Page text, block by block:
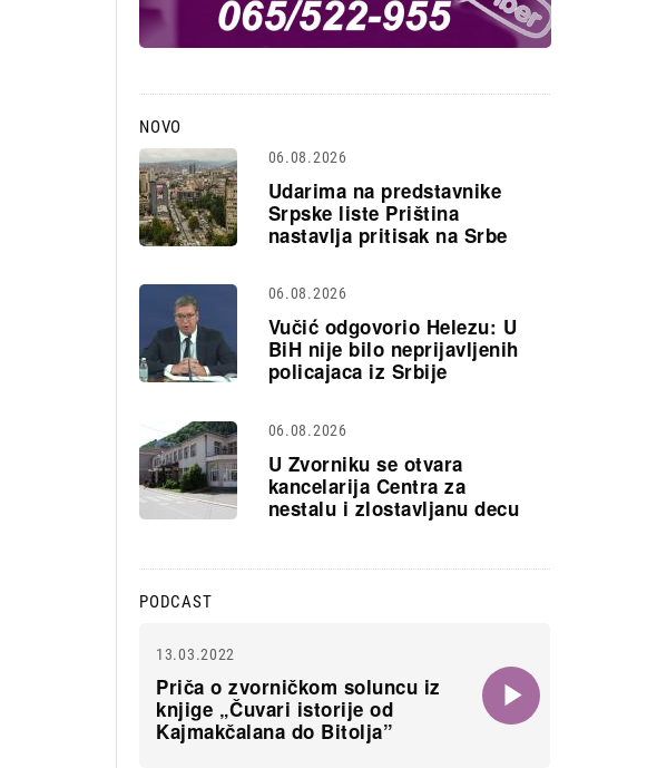
NOVO
06.08.2026
Udarima na predstavnike
Srpske liste Priština
nastavlja pritisak na Srbe
06.08.2026
Vučić odgovorio Helezu: U
BiH nije bilo neprijavljenih
policajaca iz Srbije
06.08.2026
U Zvorniku se otvara
kancelarija Centra za
nestalu i zlostavljanu decu
PODCAST
13.03.2022
Priča o zvorničkom soluncu iz
knjige „Čuvari istorije od
Kajmakčalana do Bitolja”